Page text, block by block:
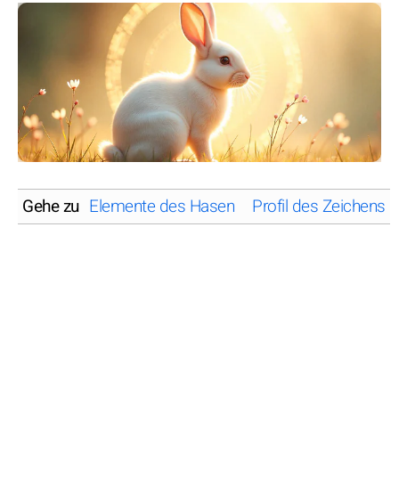
Gehe zu Elemente des Hasen Profil des Zeichens